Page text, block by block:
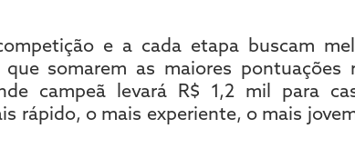
e a cada etapa buscam
somarem as maiores pontuações
campeã levará R$ 1,2 mil para
rápido, o mais experiente, o mais